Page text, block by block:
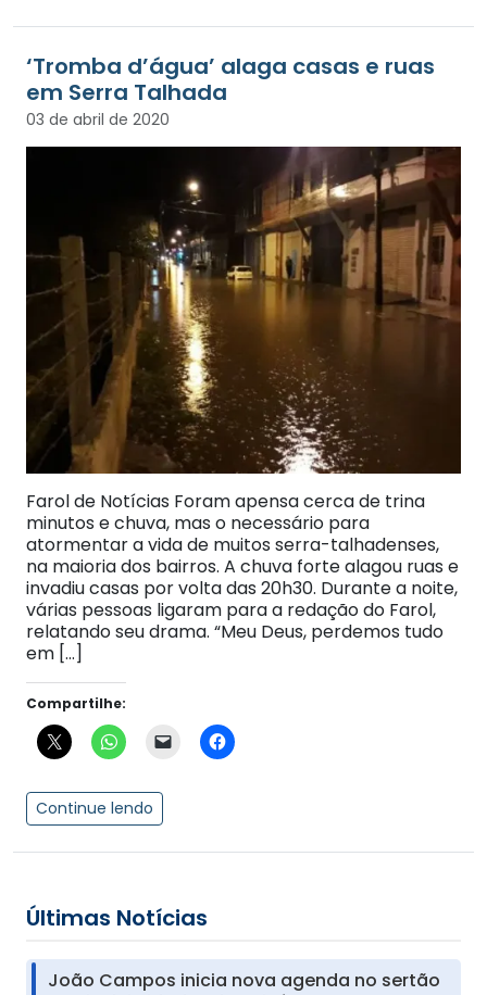
‘Tromba d’água’ alaga casas e ruas
em Serra Talhada
03 de abril de 2020
Farol de Notícias Foram apensa cerca de trina
minutos e chuva, mas o necessário para
atormentar a vida de muitos serra-talhadenses,
na maioria dos bairros. A chuva forte alagou ruas e
invadiu casas por volta das 20h30. Durante a noite,
várias pessoas ligaram para a redação do Farol,
relatando seu drama. “Meu Deus, perdemos tudo
em […]
Compartilhe:
Continue lendo
Últimas Notícias
João Campos inicia nova agenda no sertão